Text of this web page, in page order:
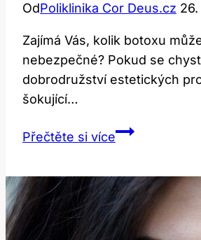
OdPoliklinika Cor Deus.cz
Zajímá Vás, kolik botoxu
nebezpečné? Pokud se
dobrodružství estetických
šokující…
Přečtěte si víceKolik
být
smrtelných?
Šokující